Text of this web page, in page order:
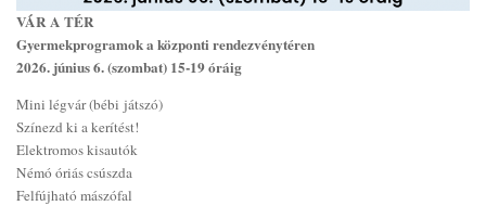
VÁR A TÉR
Gyermekprogramok a központi rendezvénytéren
2026. június 6. (szombat) 15-19 óráig
Mini légvár (bébi játszó)
Színezd ki a kerítést!
Elektromos kisautók
Némó óriás csúszda
Felfújható mászófal